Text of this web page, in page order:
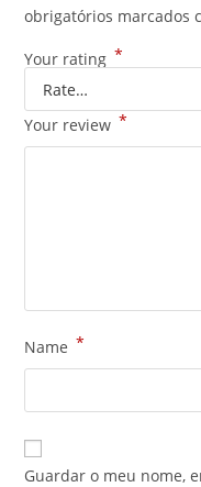
obrigatórios marcados
Your rating *
Your review *
Name *
Guardar o meu nome,